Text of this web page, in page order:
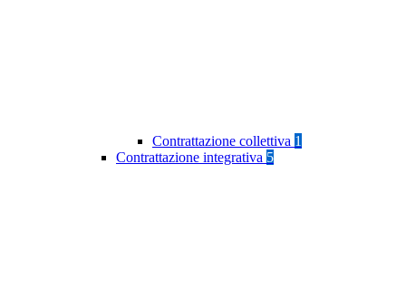
Contrattazione collettiva 1
Contrattazione integrativa 5